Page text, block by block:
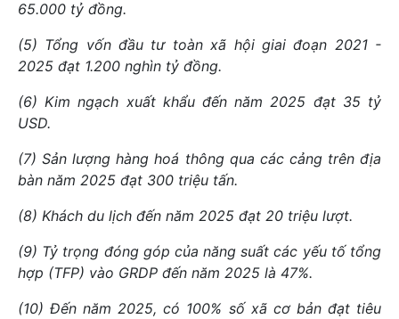
65.000 tỷ đồng.
(5) Tổng vốn đầu tư toàn xã hội giai đoạn 2021 -
2025 đạt 1.200 nghìn tỷ đồng.
(6) Kim ngạch xuất khẩu đến năm 2025 đạt 35 tỷ
USD.
(7) Sản lượng hàng hoá thông qua các cảng trên địa
bàn năm 2025 đạt 300 triệu tấn.
(8) Khách du lịch đến năm 2025 đạt 20 triệu lượt.
(9) Tỷ trọng đóng góp của năng suất các yếu tố tổng
hợp (TFP) vào GRDP đến năm 2025 là 47%.
(10) Đến năm 2025, có 100% số xã cơ bản đạt tiêu